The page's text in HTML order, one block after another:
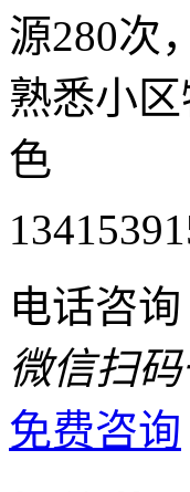
源280次，
熟悉小
色
电话咨询
微信扫
免费咨询